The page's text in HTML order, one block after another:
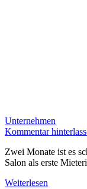
Unternehmen
Kommentar
Zwei Monate ist es
Salon als erste
Weiterlesen